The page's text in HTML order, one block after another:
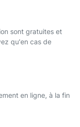
sont gratuites et
qu'en cas de
en ligne, à la fin